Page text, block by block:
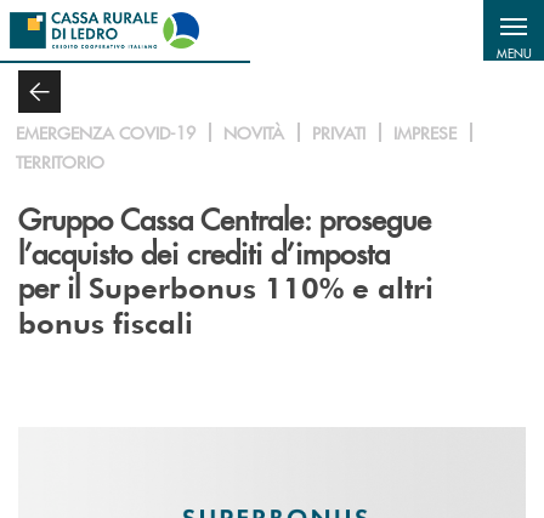
Salta al contenuto principale
MENU
EMERGENZA COVID-19 NOVITÀ PRIVATI
IMPRESE
TERRITORIO
Gruppo Cassa Centrale: prosegue
l’acquisto dei crediti d’imposta
per il Superbonus 110% e altri
bonus fiscali